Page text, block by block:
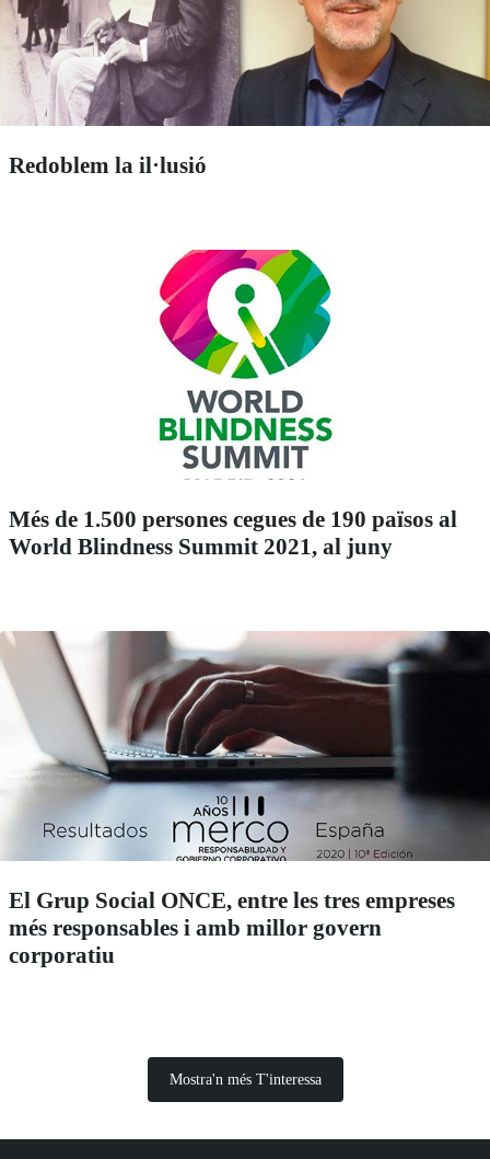
Redoblem la il·lusió
Més de 1.500 persones cegues de 190 països al
World Blindness Summit 2021, al juny
El Grup Social ONCE, entre les tres empreses
més responsables i amb millor govern
corporatiu
Mostra'n més T'interessa